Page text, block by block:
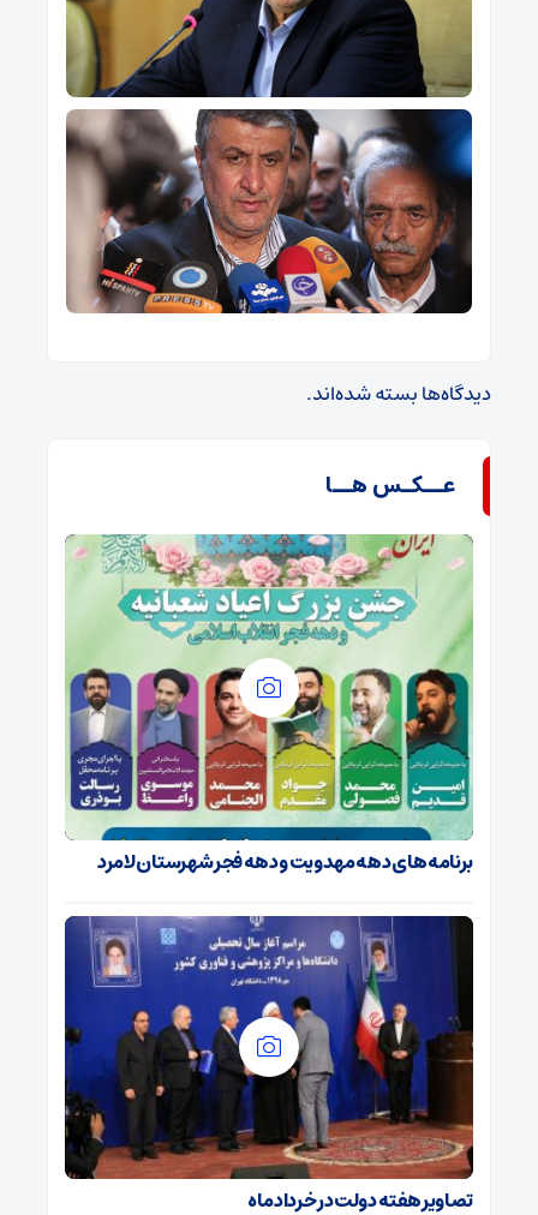
دیدگاه‌ها بسته شده‌اند.
عــکـس هــا
برنامه های دهه مهدویت و دهه فجر شهرستان لامرد
تصاویر هفته دولت در خرداد ماه